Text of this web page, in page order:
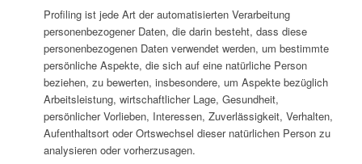
Profiling ist jede Art der automatisierten Verarbeitung
personenbezogener Daten, die darin besteht, dass diese
personenbezogenen Daten verwendet werden, um bestimmte
persönliche Aspekte, die sich auf eine natürliche Person
beziehen, zu bewerten, insbesondere, um Aspekte bezüglich
Arbeitsleistung, wirtschaftlicher Lage, Gesundheit,
persönlicher Vorlieben, Interessen, Zuverlässigkeit, Verhalten,
Aufenthaltsort oder Ortswechsel dieser natürlichen Person zu
analysieren oder vorherzusagen.